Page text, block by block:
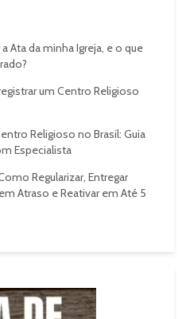
Ata da minha Igreja, e o que
um Centro Religioso
Religioso no Brasil: Guia
Especialista
Regularizar, Entregar
Atraso e Reativar em Até 5